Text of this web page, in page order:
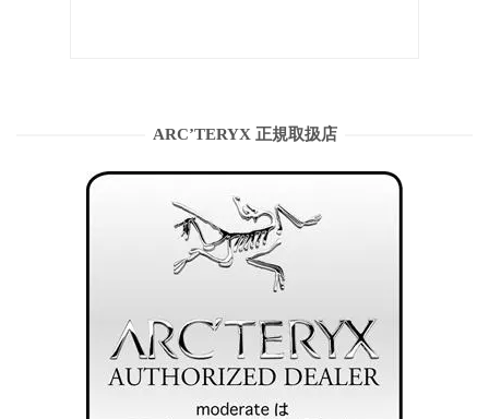
ARC’TERYX 正規取扱店